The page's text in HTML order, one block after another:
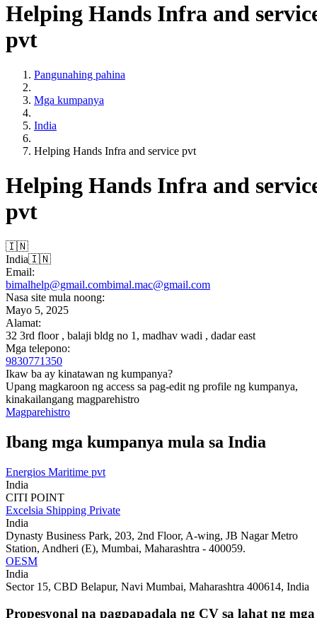
Helping Hands Infra and
pvt
Pangunahing pahina
Mga kumpanya
India
Helping Hands Infra and service pvt
Helping Hands Infra and
pvt
🇮🇳
India🇮🇳
Email:
bimalhelp@gmail.combimal.mac@gmail.com
Nasa site mula noong:
Mayo 5, 2025
Alamat:
32 3rd floor , balaji bldg no 1, madhav wadi , dadar east
Mga telepono:
9830771350
Ikaw ba ay kinatawan ng kumpanya?
Upang magkaroon ng access sa pag-edit ng profile ng kumpanya,
kinakailangang magparehistro
Magparehistro
Ibang mga kumpanya mula sa India
Energios Maritime pvt
India
CITI POINT
Excelsia Shipping Private
India
Dynasty Business Park, 203, 2nd Floor, A-wing, JB Nagar Metro
Station, Andheri (E), Mumbai, Maharashtra - 400059.
OESM
India
Sector 15, CBD Belapur, Navi Mumbai, Maharashtra 400614, India
Propesyonal na pagpapadala ng CV sa lahat ng mga